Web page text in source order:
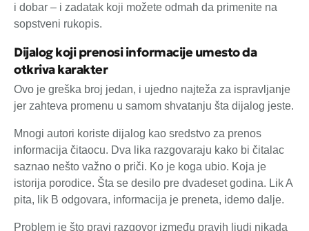
i dobar – i zadatak koji možete odmah da primenite na
sopstveni rukopis.
Dijalog koji prenosi informacije umesto da
otkriva karakter
Ovo je greška broj jedan, i ujedno najteža za ispravljanje
jer zahteva promenu u samom shvatanju šta dijalog jeste.
Mnogi autori koriste dijalog kao sredstvo za prenos
informacija čitaocu. Dva lika razgovaraju kako bi čitalac
saznao nešto važno o priči. Ko je koga ubio. Koja je
istorija porodice. Šta se desilo pre dvadeset godina. Lik A
pita, lik B odgovara, informacija je preneta, idemo dalje.
Problem je što pravi razgovor između pravih ljudi nikada